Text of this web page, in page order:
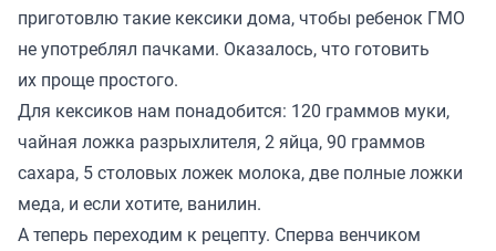
приготовлю такие кексики дома, чтобы ребенок ГМО
не употреблял пачками. Оказалось, что готовить
их проще простого.
Для кексиков нам понадобится: 120 граммов муки,
чайная ложка разрыхлителя, 2 яйца, 90 граммов
сахара, 5 столовых ложек молока, две полные ложки
меда, и если хотите, ванилин.
А теперь переходим к рецепту. Сперва венчиком